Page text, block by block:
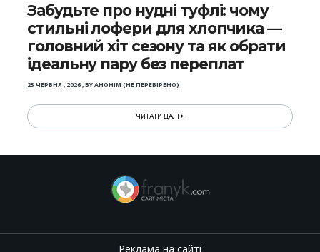
Забудьте про нудні туфлі: чому
стильні лофери для хлопчика —
головний хіт сезону та як обрати
ідеальну пару без переплат
23 ЧЕРВНЯ , 2026,BYАНОНІМ (НЕ ПЕРЕВІРЕНО)
ЧИТАТИ ДАЛІ
Реклама на сайті